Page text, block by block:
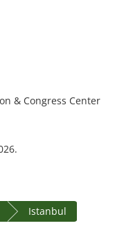
& Congress Center
Istanbul